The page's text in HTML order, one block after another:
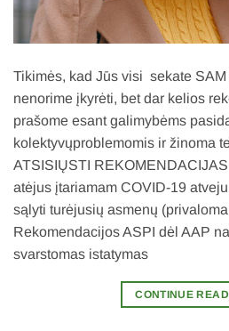
Tikimės, kad Jūs visi sekate
nenorime įkyrėti, bet dar kelios
prašome esant galimybėms
kolektyvųproblemomis ir žinoma
ATSISIŲSTI
atėjus įtariamam COVID-19
sąlyti turėjusių asmenų
Rekomendacijos ASPI dėl AAP
svarstomas istatymas
CONTINUE